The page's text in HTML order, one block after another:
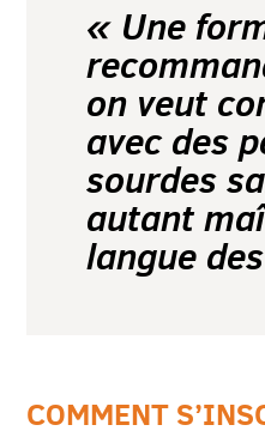
« Une
on veut
avec des
sourdes
autant
langue
COMMENT